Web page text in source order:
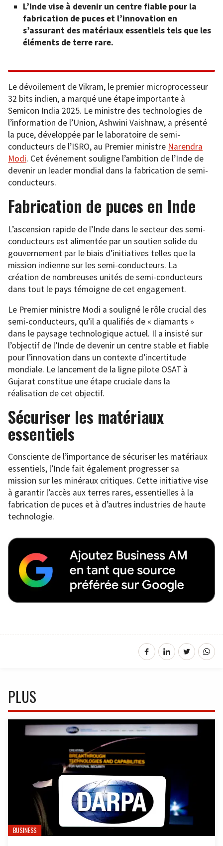
L’Inde vise à devenir un centre fiable pour la
fabrication de puces et l’innovation en
s’assurant des matériaux essentiels tels que les
éléments de terre rare.
Le dévoilement de Vikram, le premier microprocesseur
32 bits indien, a marqué une étape importante à
Semicon India 2025. Le ministre des technologies de
l’information de l’Union, Ashwini Vaishnaw, a présenté
la puce, développée par le laboratoire de semi-
conducteurs de l’ISRO, au Premier ministre Narendra
Modi. Cet événement souligne l’ambition de l’Inde de
devenir un leader mondial dans la fabrication de semi-
conducteurs.
Fabrication de puces en Inde
L’ascension rapide de l’Inde dans le secteur des semi-
conducteurs est alimentée par un soutien solide du
gouvernement par le biais d’initiatives telles que la
mission indienne sur les semi-conducteurs. La
création de nombreuses unités de semi-conducteurs
dans tout le pays témoigne de cet engagement.
Le Premier ministre Modi a souligné le rôle crucial des
semi-conducteurs, qu’il a qualifiés de « diamants »
dans le paysage technologique actuel. Il a insisté sur
l’objectif de l’Inde de devenir un centre stable et fiable
pour l’innovation dans un contexte d’incertitude
mondiale. Le lancement de la ligne pilote OSAT à
Gujarat constitue une étape cruciale dans la
réalisation de cet objectif.
Sécuriser les matériaux
essentiels
Consciente de l’importance de sécuriser les matériaux
essentiels, l’Inde fait également progresser sa
mission sur les minéraux critiques. Cette initiative vise
à garantir l’accès aux terres rares, essentielles à la
fabrication de puces et à d’autres industries de haute
technologie.
PLUS
BUSINESS